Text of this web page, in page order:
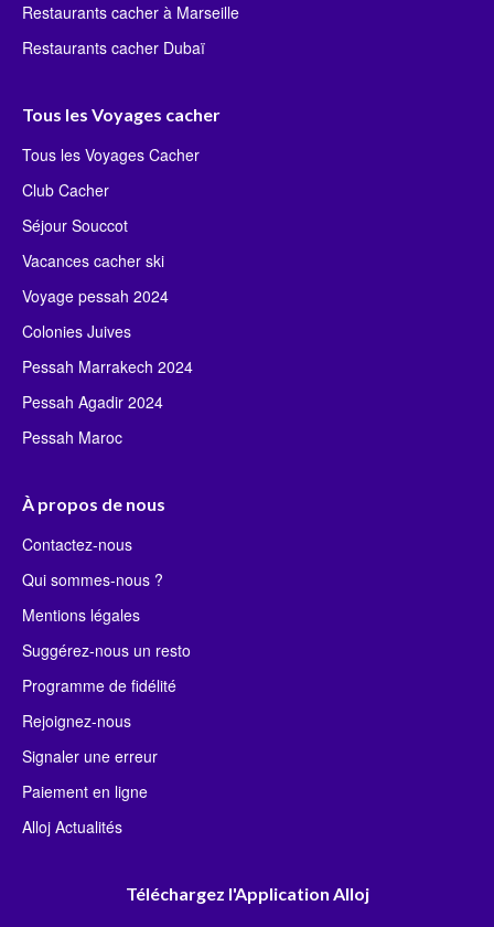
Restaurants cacher à Marseille
Restaurants cacher Dubaï
Tous les Voyages cacher
Tous les Voyages Cacher
Club Cacher
Séjour Souccot
Vacances cacher ski
Voyage pessah 2024
Colonies Juives
Pessah Marrakech 2024
Pessah Agadir 2024
Pessah Maroc
À propos de nous
Contactez-nous
Qui sommes-nous ?
Mentions légales
Suggérez-nous un resto
Programme de fidélité
Rejoignez-nous
Signaler une erreur
Paiement en ligne
Alloj Actualités
Téléchargez l'Application Alloj